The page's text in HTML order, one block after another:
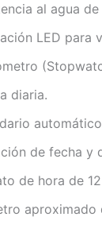
al agua
LED para
diaria.
de fecha y
de hora de
aproximado